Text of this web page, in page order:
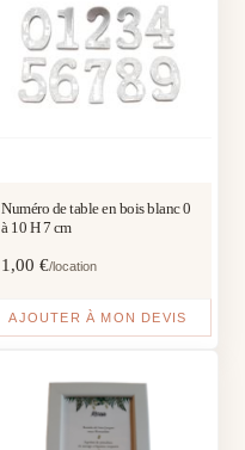
Numéro de table en bois blanc 0
à 10 H 7 cm
1,00 €/location
AJOUTER À MON DEVIS